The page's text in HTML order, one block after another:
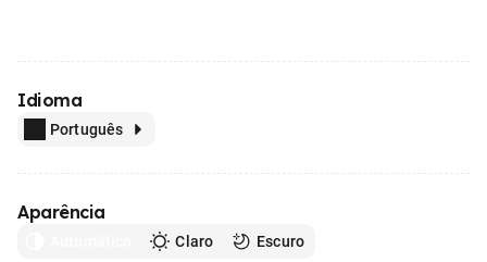
Idioma
Português
Aparência
Claro Escuro